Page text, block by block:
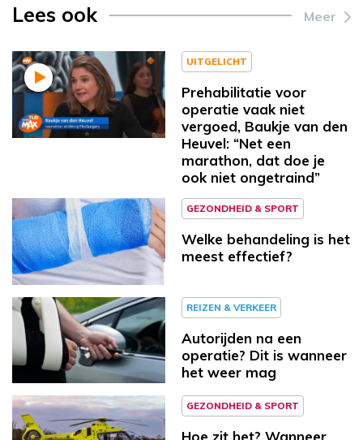
Lees ook Meer
UITGELICHT
Prehabilitatie voor
operatie vaak niet
vergoed, Baukje van den
Heuvel: “Net een
marathon, dat doe je
ook niet ongetraind”
GEZONDHEID & SPORT
Welke behandeling is het
meest effectief?
REIZEN & VERKEER
Autorijden na een
operatie? Dit is wanneer
het weer mag
GEZONDHEID & SPORT
Hoe zit het? Wanneer